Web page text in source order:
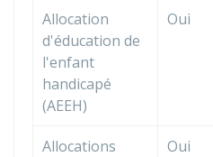
Allocation
d'éducation de
l'enfant
handicapé
(AEEH)
Oui
Allocations
Oui